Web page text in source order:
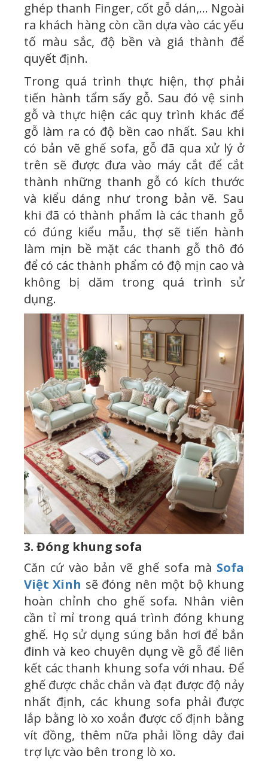
ghép thanh Finger, cốt gỗ dán,... Ngoài
ra khách hàng còn cần dựa vào các yếu
tố màu sắc, độ bền và giá thành để
quyết định.
Trong quá trình thực hiện, thợ phải
tiến hành tẩm sấy gỗ. Sau đó vệ sinh
gỗ và thực hiện các quy trình khác để
gỗ làm ra có độ bền cao nhất. Sau khi
có bản vẽ ghế sofa, gỗ đã qua xử lý ở
trên sẽ được đưa vào máy cắt để cắt
thành những thanh gỗ có kích thước
và kiểu dáng như trong bản vẽ. Sau
khi đã có thành phẩm là các thanh gỗ
có đúng kiểu mẫu, thợ sẽ tiến hành
làm mịn bề mặt các thanh gỗ thô đó
để có các thành phẩm có độ mịn cao và
không bị dăm trong quá trình sử
dụng.
3. Đóng khung sofa
Căn cứ vào bản vẽ ghế sofa mà Sofa
Việt Xinh sẽ đóng nên một bộ khung
hoàn chỉnh cho ghế sofa. Nhân viên
cần tỉ mỉ trong quá trình đóng khung
ghế. Họ sử dụng súng bắn hơi để bắn
đinh và keo chuyên dụng về gỗ để liên
kết các thanh khung sofa với nhau. Để
ghế được chắc chắn và đạt được độ nảy
nhất định, các khung sofa phải được
lắp bằng lò xo xoắn được cố định bằng
vít đồng, thêm nữa phải lồng dây đai
trợ lực vào bên trong lò xo.